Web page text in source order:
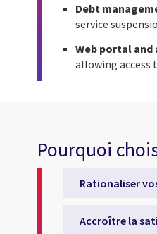
Debt
service
Web portal and
allowing access
Pourquoi
Rationaliser
Accroître la